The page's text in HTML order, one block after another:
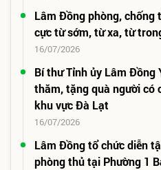
Lâm Đồng phòng, chống
cực từ sớm, từ xa, từ
16/07/2026
Bí thư Tỉnh ủy Lâm Đồng
thăm, tặng quà người có
khu vực Đà Lạt
16/07/2026
Lâm Đồng tổ chức diễn
phòng thủ tại Phường 1